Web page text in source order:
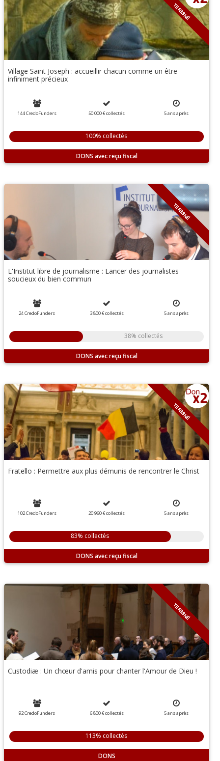
TERMINÉ
Village Saint Joseph : accueillir chacun comme un être
infiniment précieux
144 CredoFunders 50 000 €collectés 5ansaprès
100% collectés
DONS
TERMINÉ
L'Institut libre de journalisme : Lancer des journalistes
soucieux du bien commun
24 CredoFunders 3 800 €collectés 5ansaprès
38% collectés
DONS
TERMINÉ
Fratello : Permettre aux plus démunis de rencontrer le Christ
102 CredoFunders 20 960 €collectés 5ansaprès
83% collectés
DONS
TERMINÉ
Custodiæ : Un chœur d'amis pour chanter l'Amour de Dieu !
92 CredoFunders 6 800 €collectés 5ansaprès
113% collectés
DONS